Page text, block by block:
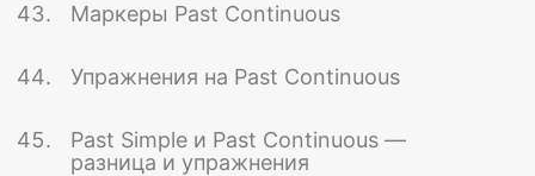
Маркеры Past Continuous
Упражнения на Past Continuous
Past Simple и Past Continuous —
разница и упражнения